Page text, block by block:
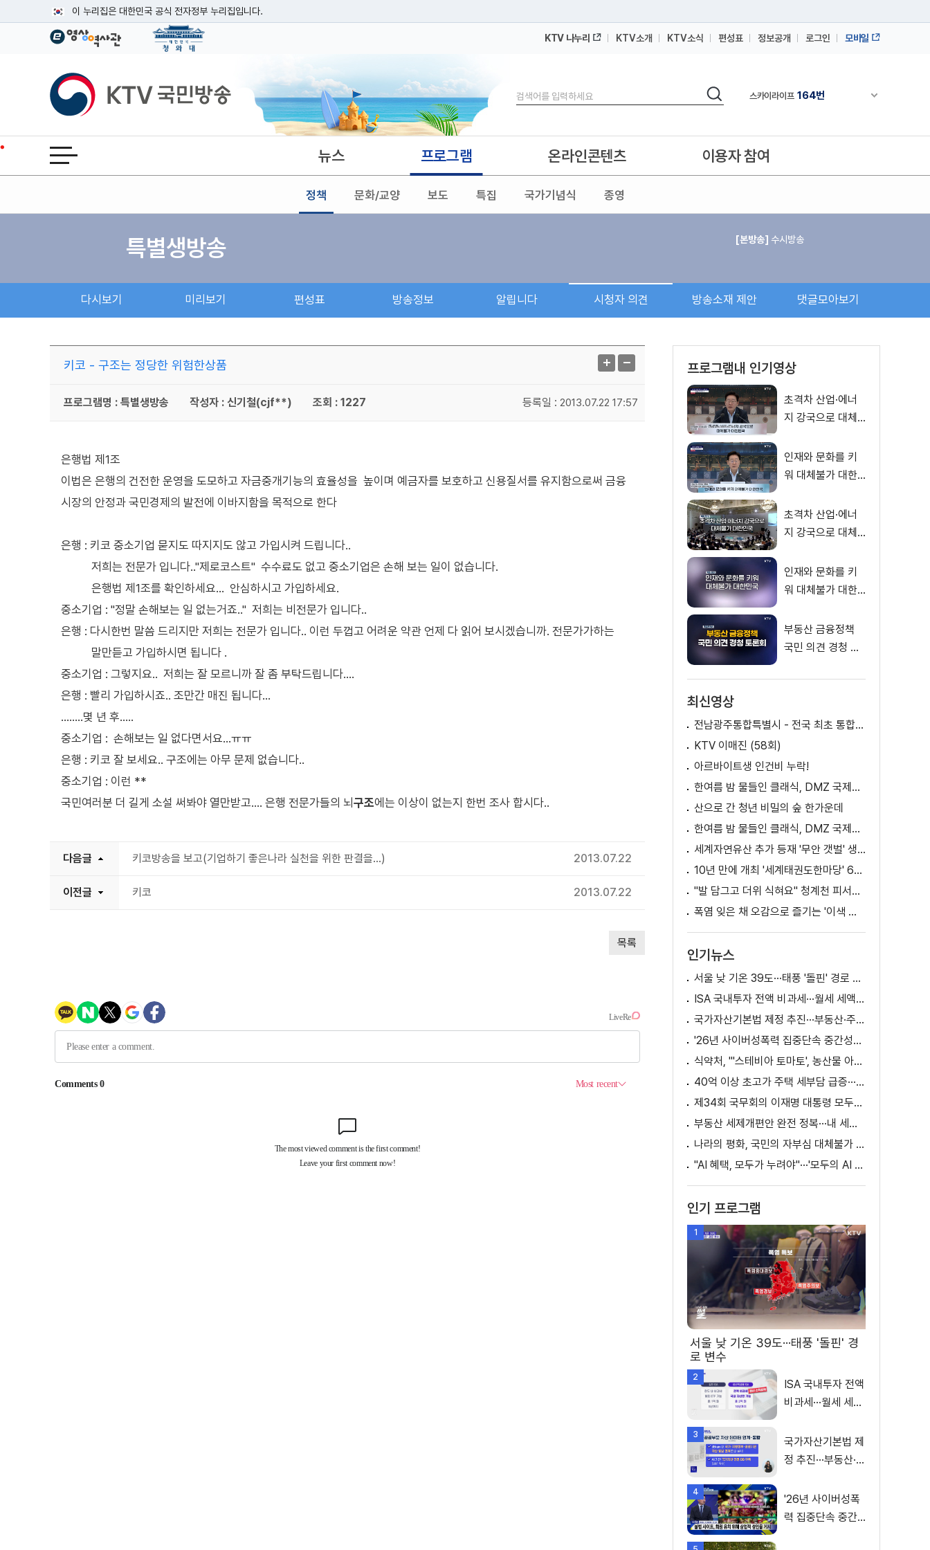
이 누리집은 대한민국 공식 전자정부 누리집입니다.
공식 누리집 주소 확인하기
이밖에 or.kr 또는 .kr등 다른 도메인 주소를 사용하고 있다면 아래 URL에서 도메인 주소를 확인해 보세요
운영중인 공식 누리집보기
KTV 나누리 KTV소개 KTV소식 편성표 정보공개 로그인 모바일
KTV국민방송
검색
검색 채널안내 펼쳐
스카이라이프 164번
스카이라이프 164번
스카이라이프
전체메뉴 열기 뉴스 프로그램
정책 문화/교양 보도 특집 국가기념식 종영
온라인콘텐츠 이용자 참여
특별생방송 [본방송] 수시방송
다시보기 미리보기 편성표 방송정보 알립니다 시청자 의견 방송소재 제안 댓글모아보기
키코 - 구조는 정당한 위험한상품
프로그램명 : 특별생방송 작성자 : 신기철(cjf**) 조회 : 1227 등록일 : 2013.07.22 17:57
은행법 제1조
이법은 은행의 건전한 운영을 도모하고 자금중개기능의 효율성을 높이며 예금자를 보호하고 신용질서를 유지함으로써 금융
시장의 안정과 국민경제의 발전에 이바지함을 목적으로 한다
은행 : 키코 중소기업 묻지도 따지지도 않고 가입시켜 드립니다..
저희는 전문가 입니다.."제로코스트" 수수료도 없고 중소기업은 손해 보는 일이 없습니다.
은행법 제1조를 확인하세요... 안심하시고 가입하세요.
중소기업 : "정말 손해보는 일 없는거죠.." 저희는 비전문가 입니다..
은행 : 다시한번 말씀 드리지만 저희는 전문가 입니다.. 이런 두껍고 어려운 약관 언제 다 읽어 보시겠습니까. 전문가가하는
말만듣고 가입하시면 됩니다 .
중소기업 : 그렇지요.. 저희는 잘 모르니까 잘 좀 부탁드립니다....
은행 : 빨리 가입하시죠.. 조만간 매진 됩니다...
........몇 년 후.....
중소기업 : 손해보는 일 없다면서요...ㅠㅠ
은행 : 키코 잘 보세요.. 구조에는 아무 문제 없습니다..
중소기업 : 이런 **
국민여러분 더 길게 소설 써봐야 열만받고.... 은행 전문가들의 뇌 구조에는 이상이 없는지 한번 조사 합시다..
다음글 키코방송을 보고(기업하기 좋은나라 실천을 위한 판결을...) 2013.07.22
이전글 키코 2013.07.22
목록
프로그램내 인기영상
초격차 산업·에너
지 강국으로 대체
재명 대통령 모두
말씀
인재와 문화를 키
워 대체불가 대한
령 모두말씀
초격차 산업·에너
지 강국으로 대체
인재와 문화를 키
워 대체불가 대한
부동산 금융정책
국민 의견 경청 토
최신영상
전남광주통합특별시 - 전국 최초 통합돌봄 모델
KTV 이매진 (58회)
아르바이트생 인건비 누락!
한여름 밤 물들인 클래식, DMZ 국제음악제 성황
산으로 간 청년 비밀의 숲 한가운데
한여름 밤 물들인 클래식, DMZ 국제음악제 성황
세계자연유산 추가 등재 '무안 갯벌' 생태 체험
10년 만에 개최 '세계태권도한마당' 61개국 참가
"발 담그고 더위 식혀요" 청계천 피서지로 인기
폭염 잊은 채 오감으로 즐기는 '이색 독서' 인기
인기뉴스
서울 낮 기온 39도···태풍 '돌핀' 경로 변수
ISA 국내투자 전액 비과세···월세 세액공제 확대
국가자산기본법 제정 추진···부동산·주식 등 통합 관리
'26년 사이버성폭력 집중단속 중간성과 발표···향후 추진계획은?
식약처, "'스테비아 토마토', 농산물 아닌 가공식품"
40억 이상 초고가 주택 세부담 급증···실수요자 보호 강화
제34회 국무회의 이재명 대통령 모두발언
부동산 세제개편안 완전 정복···내 세금 어떻게 달라지나? [K-정책 사용법]
나라의 평화, 국민의 자부심 대체불가 대한민국 이재명 대통령 모두말씀
"AI 혜택, 모두가 누려야"···'모두의 AI 성장사다리' 출범
인기 프로그램
1
서울 낮 기온 39도···태풍 '돌핀' 경
로 변수
2
ISA 국내투자 전액
비과세···월세 세액
3
국가자산기본법 제
정 추진···부동산·주
4
'26년 사이버성폭
력 집중단속 중간